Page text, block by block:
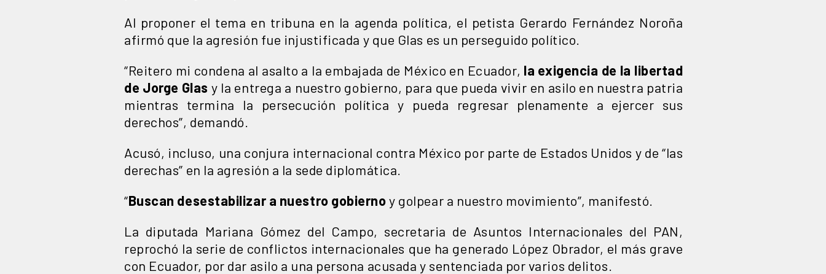
Al proponer el tema en tribuna en la agenda política, el petista Gerardo Fernández Noroña
afirmó que la agresión fue injustificada y que Glas es un perseguido político.
“Reitero mi condena al asalto a la embajada de México en Ecuador, la exigencia de la libertad
de Jorge Glas y la entrega a nuestro gobierno, para que pueda vivir en asilo en nuestra patria
mientras termina la persecución política y pueda regresar plenamente a ejercer sus
derechos”, demandó.
Acusó, incluso, una conjura internacional contra México por parte de Estados Unidos y de “las
derechas” en la agresión a la sede diplomática.
“Buscan desestabilizar a nuestro gobierno y golpear a nuestro movimiento”, manifestó.
La diputada Mariana Gómez del Campo, secretaria de Asuntos Internacionales del PAN,
reprochó la serie de conflictos internacionales que ha generado López Obrador, el más grave
con Ecuador, por dar asilo a una persona acusada y sentenciada por varios delitos.